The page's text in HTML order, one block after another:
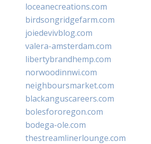
loceanecreations.com
birdsongridgefarm.com
joiedevivblog.com
valera-amsterdam.com
libertybrandhemp.com
norwoodinnwi.com
neighboursmarket.com
blackanguscareers.com
bolesfororegon.com
bodega-ole.com
thestreamlinerlounge.com